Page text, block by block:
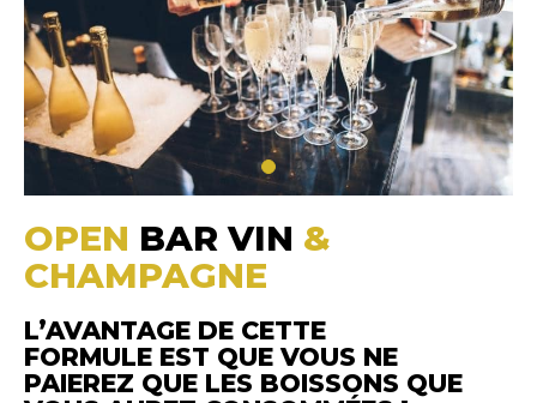
OPEN BAR VIN &
CHAMPAGNE
L’AVANTAGE DE CETTE
FORMULE EST QUE VOUS NE
PAIEREZ QUE LES BOISSONS QUE